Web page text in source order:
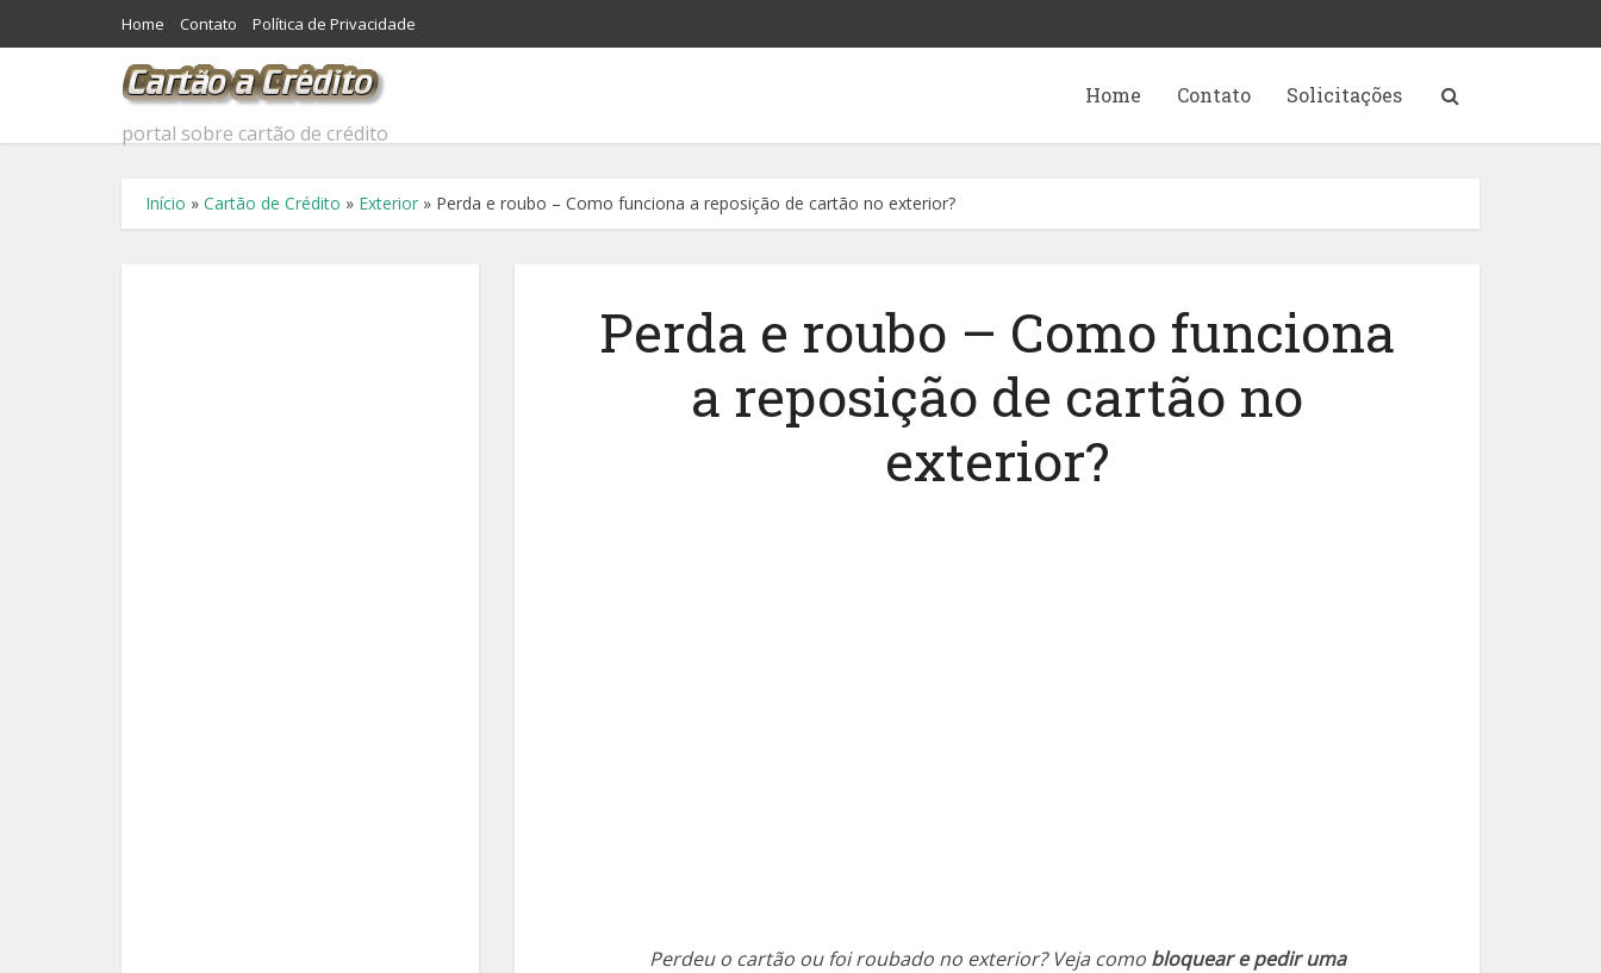
Home Contato Política de Privacidade
portal sobre cartão de crédito
Home Contato Solicitações
Início » Cartão de Crédito » Exterior » Perda e roubo – Como funciona a reposição de cartão no exterior?
Perda e roubo – Como funciona
a reposição de cartão no
exterior?
Perdeu o cartão ou foi roubado no exterior? Veja como bloquear e pedir uma